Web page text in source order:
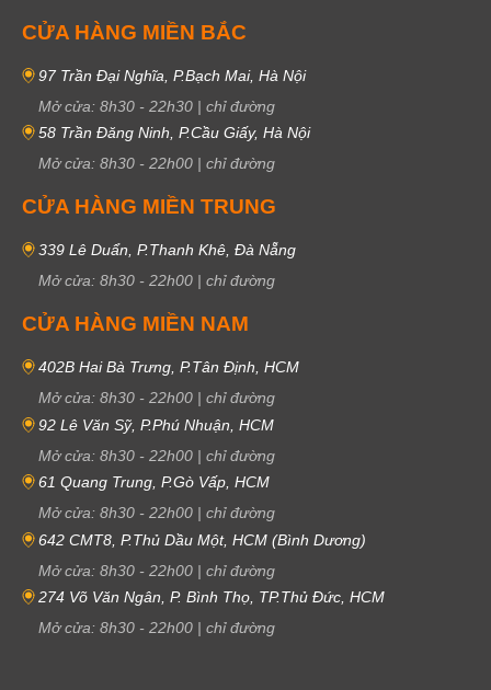
CỬA HÀNG MIỀN BẮC
97 Trần Đại Nghĩa, P.Bạch Mai, Hà Nội
Mở cửa: 8h30 - 22h30 | chỉ đường
58 Trần Đăng Ninh, P.Cầu Giấy, Hà Nội
Mở cửa: 8h30 - 22h00 | chỉ đường
CỬA HÀNG MIỀN TRUNG
339 Lê Duẩn, P.Thanh Khê, Đà Nẵng
Mở cửa: 8h30 - 22h00 | chỉ đường
CỬA HÀNG MIỀN NAM
402B Hai Bà Trưng, P.Tân Định, HCM
Mở cửa: 8h30 - 22h00 | chỉ đường
92 Lê Văn Sỹ, P.Phú Nhuận, HCM
Mở cửa: 8h30 - 22h00 | chỉ đường
61 Quang Trung, P.Gò Vấp, HCM
Mở cửa: 8h30 - 22h00 | chỉ đường
642 CMT8, P.Thủ Dầu Một, HCM (Bình Dương)
Mở cửa: 8h30 - 22h00 | chỉ đường
274 Võ Văn Ngân, P. Bình Thọ, TP.Thủ Đức, HCM
Mở cửa: 8h30 - 22h00 | chỉ đường